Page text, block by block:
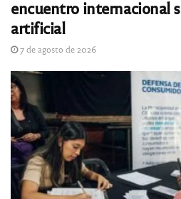
encuentro internacional
artificial
7 de agosto de 2026